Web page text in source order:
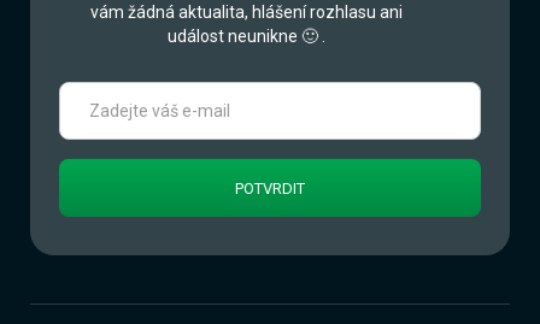
vám žádná aktualita, hlášení rozhlasu ani
událost neunikne 🙂 .